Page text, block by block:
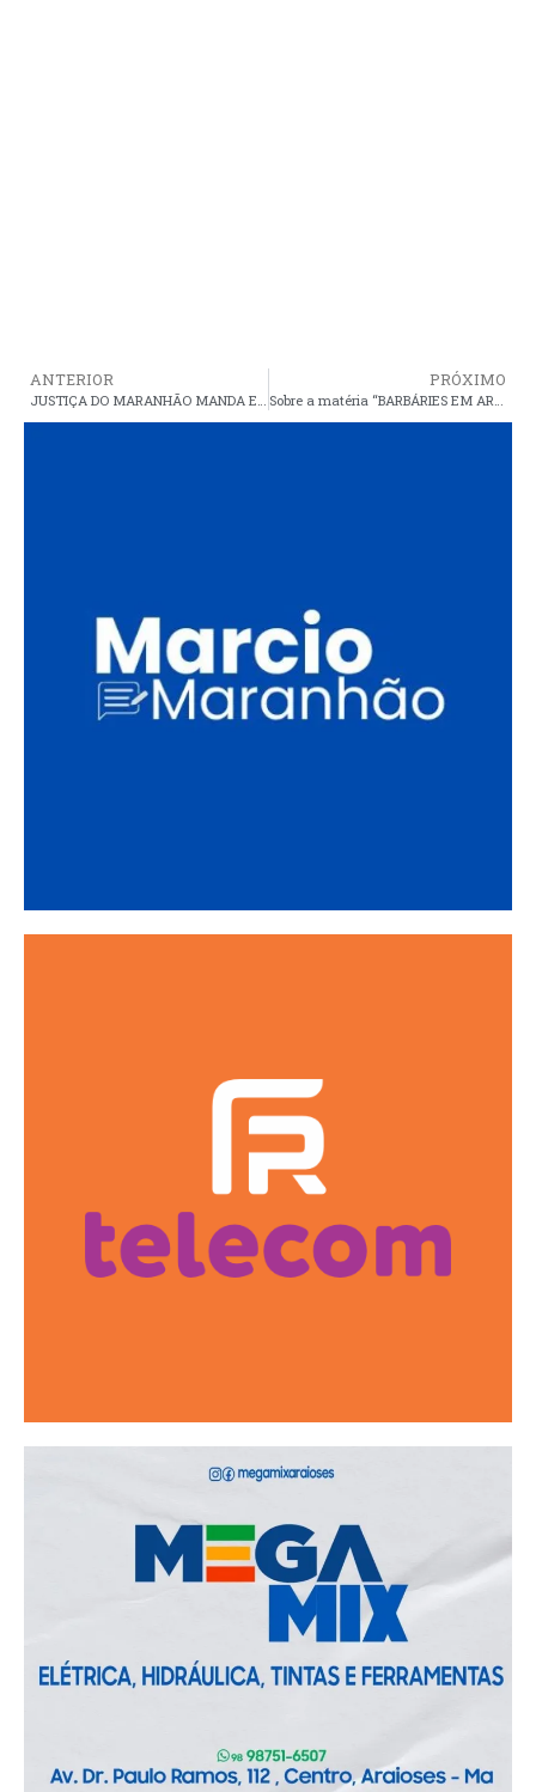
ANTERIOR
JUSTIÇA DO MARANHÃO MANDA EXCLUIR E INVESTIGAR FAKES QUE AGEM CRIMINOSAMENTE NAS REDES SOCIAIS
PRÓXIMO
Sobre a matéria “BARBÁRIES EM ARAIOSES ESCANCARAM FRAGILIDADE DA SEGURANÇA PÚBLICA NO INTERIOR DO MARANHÃO”, uma retratação